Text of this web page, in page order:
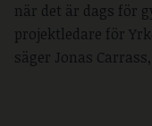
när det är dags för
projektledare för
säger Jonas